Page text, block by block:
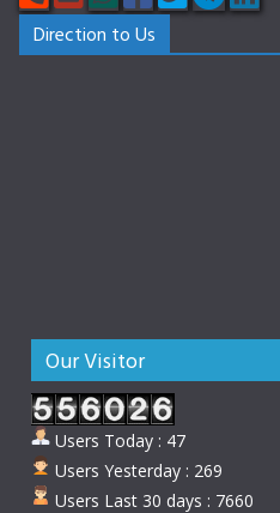
Direction to Us
Our Visitor
Users Today : 47
Users Yesterday : 269
Users Last 30 days : 7660